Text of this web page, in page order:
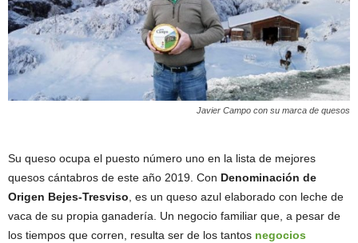
Javier Campo con su marca de quesos
Su queso ocupa el puesto número uno en la lista de mejores
quesos cántabros de este año 2019. Con Denominación de
Origen Bejes-Tresviso, es un queso azul elaborado con leche de
vaca de su propia ganadería. Un negocio familiar que, a pesar de
los tiempos que corren, resulta ser de los tantos negocios